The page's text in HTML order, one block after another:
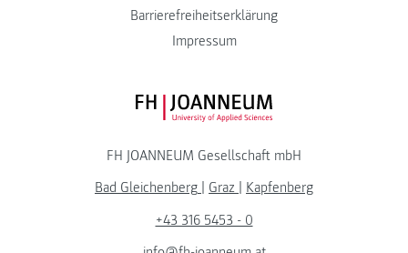
Barrierefreiheitserklärung
Impressum
FH JOANNEUM Logo
FH JOANNEUM Gesellschaft mbH
Bad Gleichenberg
Graz
Kapfenberg
+43 316 5453 - 0